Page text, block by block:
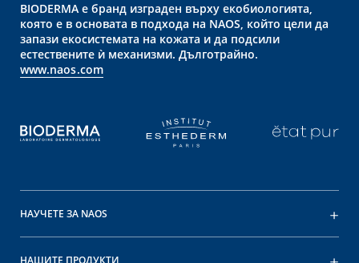
BIODERMA е бранд изграден върху екобиологията,
която е в основата в подхода на NAOS, който цели да
запази екосистемата на кожата и да подсили
естествените ѝ механизми. Дълготрайно.
www.naos.com
НАУЧЕТЕ ЗА NAOS